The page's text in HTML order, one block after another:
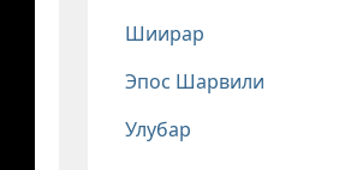
Шиирар
Эпос Шарвили
Улубар